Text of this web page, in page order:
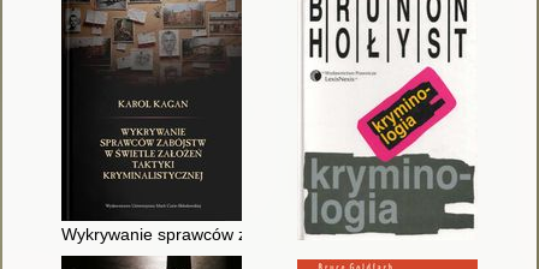
Wykrywanie sprawców zabójstw w świetle założeń taktyki